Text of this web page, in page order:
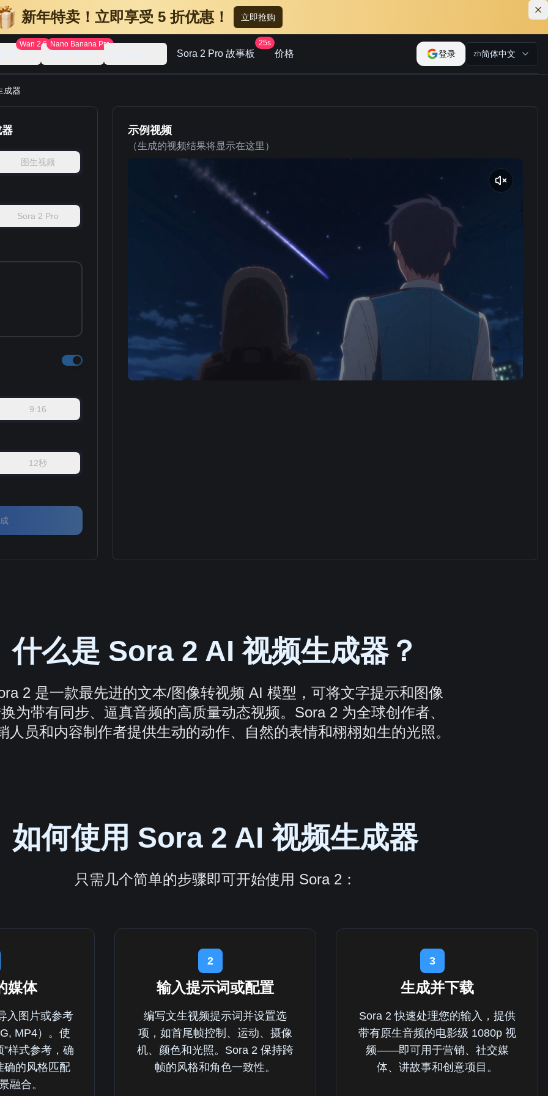
新年特卖！立即享受 5 折优惠！ 立即抢购
Wan 2.6
图像 AI
Nano Banana Pro
Sora 2 Pro 故事板
25s
价格 登录 zh简体中文
成器
图生视频
Sora 2 Pro
9:16
12秒
示例视频
（生成的视频结果将显示在这里）
什么是 Sora 2 AI 视频生成器？
2 是一款最先进的文本/图像转视频 AI 模型，可将文字提示和图像
为带有同步、逼真音频的高质量动态视频。Sora 2 为全球创作者、
人员和内容制作者提供生动的动作、自然的表情和栩栩如生的光照。
如何使用 Sora 2 AI 视频生成器
只需几个简单的步骤即可开始使用 Sora 2：
媒体
入图片或参考
MP4）。使
”样式参考，确
确的风格匹配
融合。
2
输入提示词或配置
编写文生视频提示词并设置选
项，如首尾帧控制、运动、摄像
机、颜色和光照。Sora 2 保持跨
帧的风格和角色一致性。
3
生成并下载
Sora 2 快速处理您的输入，提供
带有原生音频的电影级 1080p 视
频——即可用于营销、社交媒
体、讲故事和创意项目。